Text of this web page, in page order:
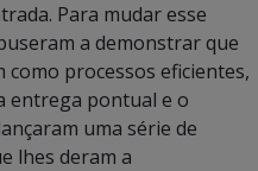
Para mudar esse
a demonstrar que
processos eficientes,
entrega pontual e o
uma série de
lhes deram a